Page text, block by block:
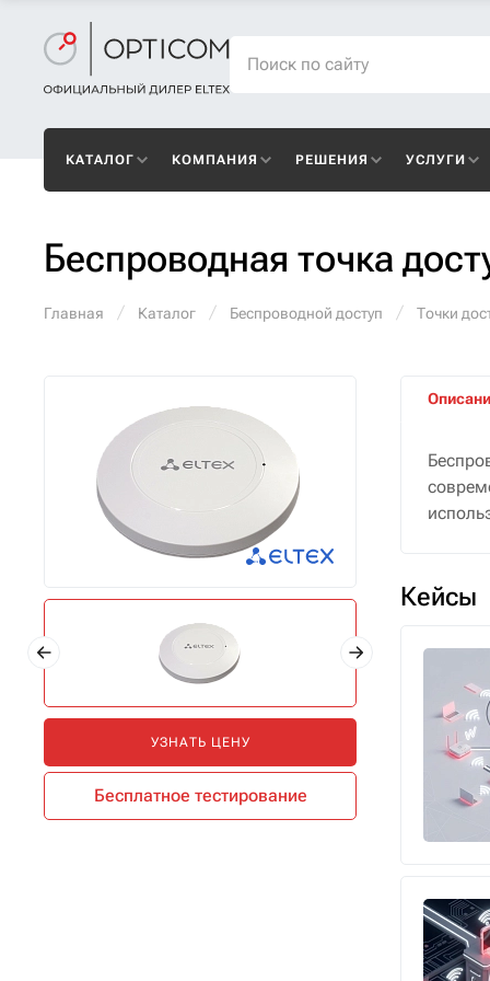
КАТАЛОГ КОМПАНИЯ РЕШЕНИЯ УСЛУГИ
Беспроводная точка
Главная Каталог Беспроводной доступ Точки
УЗНАТЬ ЦЕНУ
Бесплатное тестирование
Кейсы